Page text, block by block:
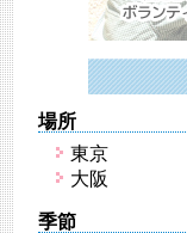
場所
東京
大阪
季節